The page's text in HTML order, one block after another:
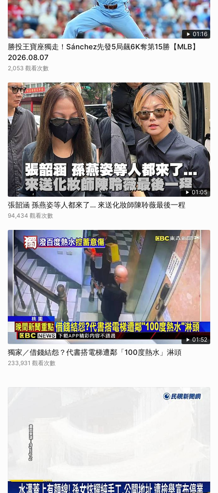
01:16
勝投王寶座獨走！Sánchez先發5局飆6K奪第15勝【MLB】
2026.08.07
2,053 觀看次數
01:05
張韶涵 孫燕姿等人都來了... 來送化妝師陳聆薇最後一程
94,434 觀看次數
01:52
獨家／借錢結怨？代書搭電梯遭鄰「100度熱水」淋頭
233,931 觀看次數